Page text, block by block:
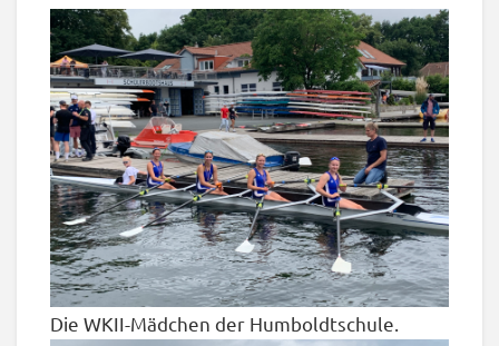
Die WKII-Mädchen der Humboldtschule.